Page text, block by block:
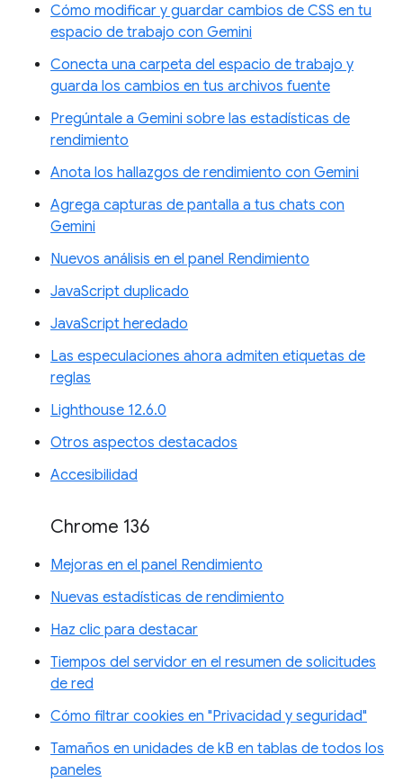
Cómo modificar y guardar cambios de CSS en tu
espacio de trabajo con Gemini
Conecta una carpeta del espacio de trabajo y
guarda los cambios en tus archivos fuente
Pregúntale a Gemini sobre las estadísticas de
rendimiento
Anota los hallazgos de rendimiento con Gemini
Agrega capturas de pantalla a tus chats con
Gemini
Nuevos análisis en el panel Rendimiento
JavaScript duplicado
JavaScript heredado
Las especulaciones ahora admiten etiquetas de
reglas
Lighthouse 12.6.0
Otros aspectos destacados
Accesibilidad
Chrome 136
Mejoras en el panel Rendimiento
Nuevas estadísticas de rendimiento
Haz clic para destacar
Tiempos del servidor en el resumen de solicitudes
de red
Cómo filtrar cookies en "Privacidad y seguridad"
Tamaños en unidades de kB en tablas de todos los
paneles